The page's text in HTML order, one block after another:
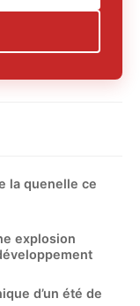
la quenelle ce
explosion
d’un été de